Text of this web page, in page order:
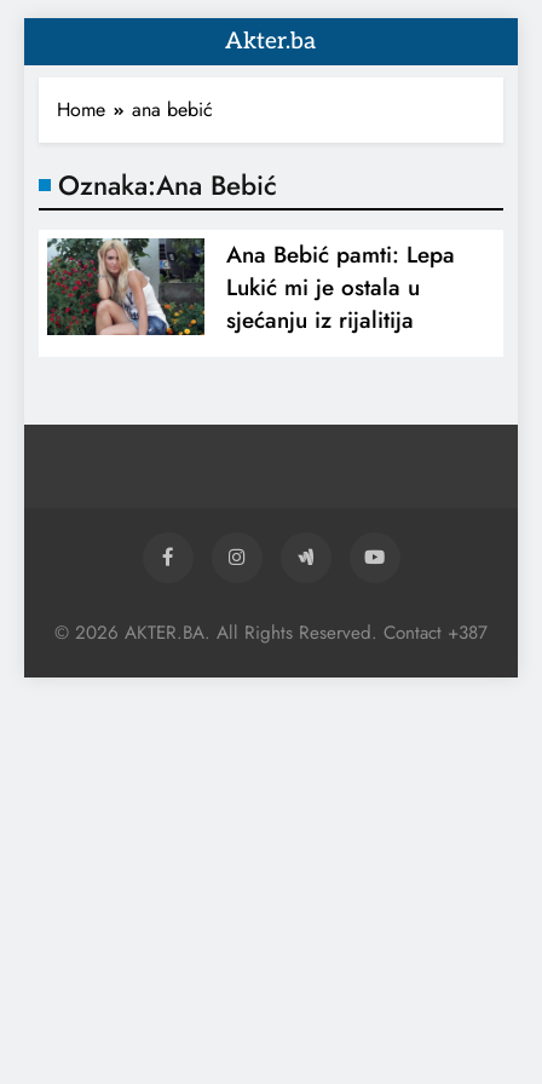
Akter.ba
Home ana bebić
Oznaka:Ana Bebić
Ana Bebić pamti: Lepa
Lukić mi je ostala u
sjećanju iz rijalitija
© 2026 AKTER.BA. All Rights Reserved. Contact +387